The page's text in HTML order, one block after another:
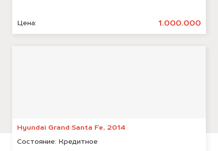
Цена: 1.000.000
Hyundai Grand Santa Fe, 2014
Состояние: Кредитное